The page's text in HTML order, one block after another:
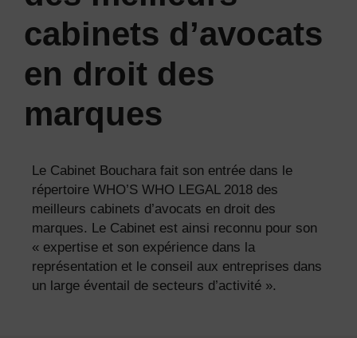
cabinets d’avocats
en droit des
marques
Le Cabinet Bouchara fait son entrée dans le
répertoire WHO’S WHO LEGAL 2018 des
meilleurs cabinets d’avocats en droit des
marques. Le Cabinet est ainsi reconnu pour son
« expertise et son expérience dans la
représentation et le conseil aux entreprises dans
un large éventail de secteurs d’activité ».